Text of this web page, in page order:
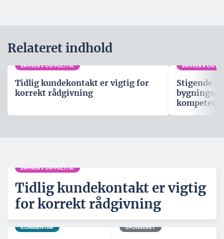
Relateret indhold
ERHVERV OG POLITIK
Tidlig kundekontakt er vigtig for
korrekt rådgivning
ERHVERV OG
Stigende
ERHVERV OG POLITIK
Tidlig kundekontakt er vigtig
for korrekt rådgivning
KOMMENTAR SPONSERET